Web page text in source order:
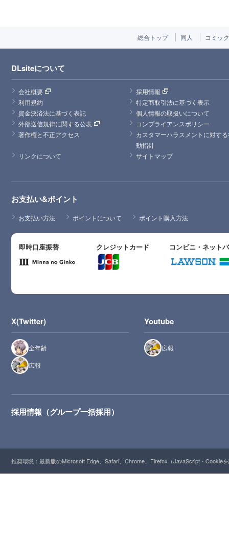
総合トップ 同人 コミッ
DLsiteについて
会社概要
採用情報
利用規約
特定商取引法に基づく表示
資金決済法に基づく表記
個人情報の取扱いについて
外部送信規律に関する公表
コンプライアンスポリシー
著作権と不正アクセス
カスタマーハラスメントに対す
動指針
リンクについて
サイトマップ
お支払い&ポイント
お支払い方法 ポイントについて ポイント購入方法
即時口座振替 クレジットカード コンビニ・ネット
X(Twitter)
全年齢
広報
Youtube
広報
採用情報（グループ一括採用）
推奨環境：最新版のMicrosoft Edge、Safari、Chrome、Firefox（JavaScript・Cookie